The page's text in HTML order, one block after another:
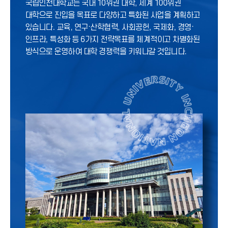
국립인천대학교는 국내 10위권 대학, 세계 100위권
대학으로 진입을 목표로 다양하고 특화된 사업을 계획하고
있습니다. 교육, 연구·산학협력, 사회공헌, 국제화, 경영·
인프라, 특성화 등 6가지 전략목표를 체계적이고 차별화된
방식으로 운영하여 대학 경쟁력을 키워나갈 것입니다.